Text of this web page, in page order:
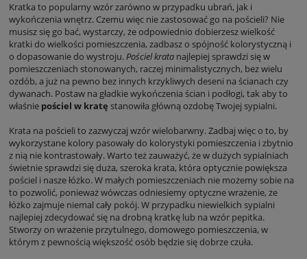
Kratka to popularny wzór zarówno w przypadku ubrań, jak i
wykończenia wnętrz. Czemu więc nie zastosować go na pościeli? Nie
musisz się go bać, wystarczy, że odpowiednio dobierzesz wielkość
kratki do wielkości pomieszczenia, zadbasz o spójność kolorystyczną i
o dopasowanie do wystroju.Pościel krata najlepiej sprawdzi się w
pomieszczeniach stonowanych, raczej minimalistycznych, bez wielu
ozdób, a już na pewno bez innych krzykliwych deseni na ścianach czy
dywanach. Postaw na gładkie wykończenia ścian i podłogi, tak aby to
właśnie pościel w kratę stanowiła główną ozdobę Twojej sypialni.
Krata na pościeli to zazwyczaj wzór wielobarwny. Zadbaj więc o to, by
wykorzystane kolory pasowały do kolorystyki pomieszczenia i zbytnio
z nią nie kontrastowały. Warto też zauważyć, że w dużych sypialniach
świetnie sprawdzi się duża, szeroka krata, która optycznie powiększa
pościel i nasze łóżko. W małych pomieszczeniach nie możemy sobie na
to pozwolić, ponieważ wówczas odniesiemy optyczne wrażenie, że
łóżko zajmuje niemal cały pokój. W przypadku niewielkich sypialni
najlepiej zdecydować się na drobną kratkę lub na wzór pepitka.
Stworzy on wrażenie przytulnego, domowego pomieszczenia, w
którym z pewnością większość osób będzie się dobrze czuła.